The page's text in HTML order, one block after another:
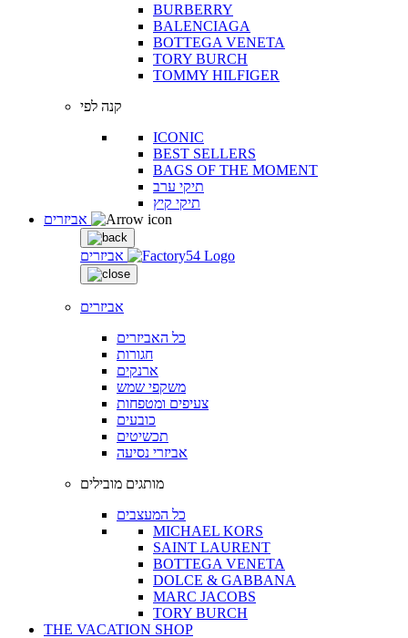
BURBERRY
BALENCIAGA
BOTTEGA VENETA
TORY BURCH
TOMMY HILFIGER
קנה לפי
ICONIC
BEST SELLERS
BAGS OF THE MOMENT
תיקי ערב
תיקי קיץ
אביזרים
אביזרים
כל האביזרים
חגורות
ארנקים
משקפי שמש
צעיפים ומטפחות
כובעים
תכשיטים
אביזרי נסיעה
מותגים מובילים
כל המעצבים
MICHAEL KORS
SAINT LAURENT
BOTTEGA VENETA
DOLCE & GABBANA
MARC JACOBS
TORY BURCH
THE VACATION SHOP